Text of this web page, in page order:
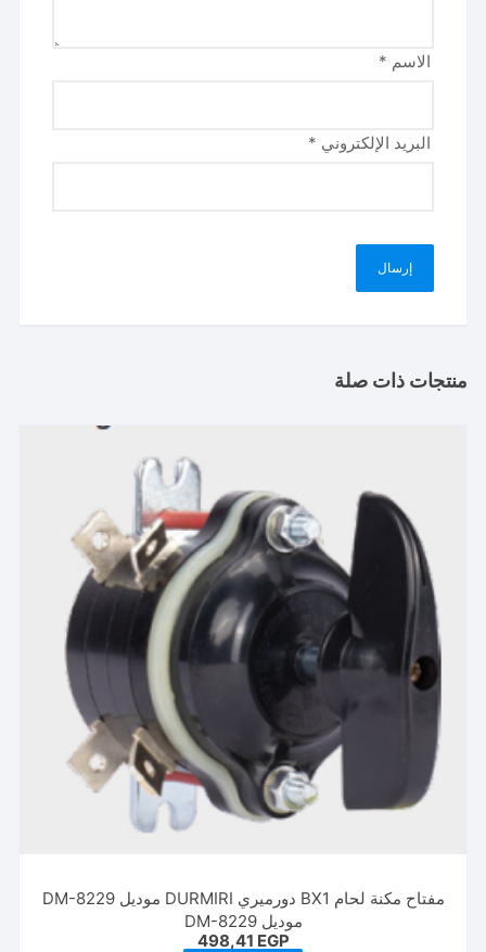
الاسم *
البريد الإلكتروني *
منتجات ذات صلة
مفتاح مكنة لحام BX1 دورميري DURMIRI موديل DM-8229
موديل DM-8229
498,41 EGP